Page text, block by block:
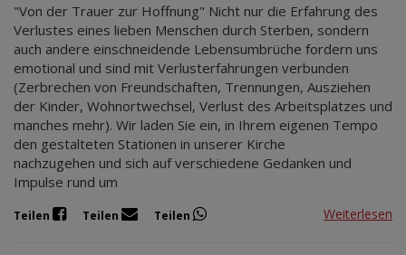
"Von der Trauer zur Hoffnung" Nicht nur die Erfahrung des
Verlustes eines lieben Menschen durch Sterben, sondern
auch andere einschneidende Lebensumbrüche fordern uns
emotional und sind mit Verlusterfahrungen verbunden
(Zerbrechen von Freundschaften, Trennungen, Ausziehen
der Kinder, Wohnortwechsel, Verlust des Arbeitsplatzes und
manches mehr). Wir laden Sie ein, in Ihrem eigenen Tempo
den gestalteten Stationen in unserer Kirche
nachzugehen und sich auf verschiedene Gedanken und
Impulse rund um
Teilen Teilen Teilen Weiterlesen